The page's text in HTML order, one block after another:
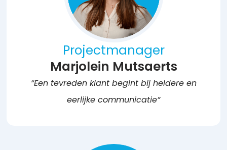
Projectmanager
Marjolein Mutsaerts
“Een tevreden klant begint bij heldere en
eerlijke communicatie”